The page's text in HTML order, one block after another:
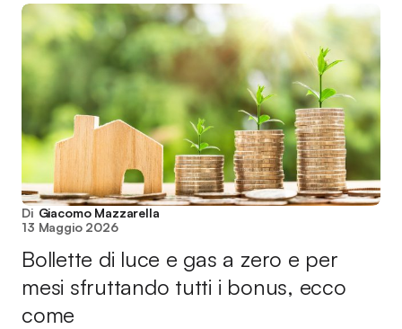
Di Giacomo Mazzarella
13 Maggio 2026
Bollette di luce e gas a zero e per
mesi sfruttando tutti i bonus, ecco
come